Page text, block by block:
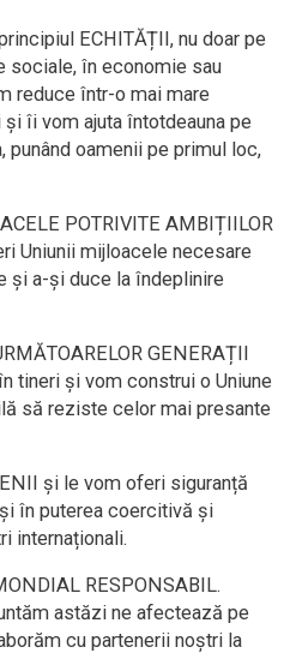
ECHITĂȚII, nu doar pe
sociale, în economie sau
reduce într-o mai mare
îi vom ajuta întotdeauna pe
punând oamenii pe primul loc,
POTRIVITE AMBIȚIILOR
Uniunii mijloacele necesare
și a-și duce la îndeplinire
GENERAȚII
tineri și vom construi o Uniune
să reziste celor mai presante
și le vom oferi siguranță
în puterea coercitivă și
internaționali.
RESPONSABIL.
astăzi ne afectează pe
cu partenerii noștri la